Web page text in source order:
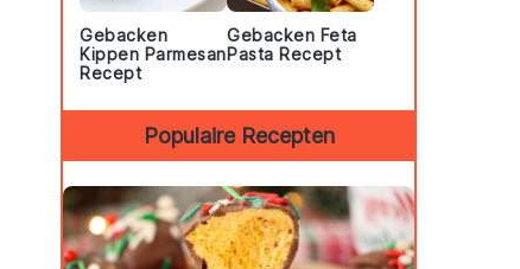
Gebacken
Kippen Parmesan
Recept
Gebacken Feta
Pasta Recept
Populaire Recepten